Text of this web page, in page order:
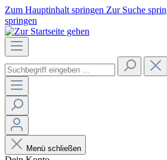
Zum Hauptinhalt springen Zur Suche
springen
Menü schließen